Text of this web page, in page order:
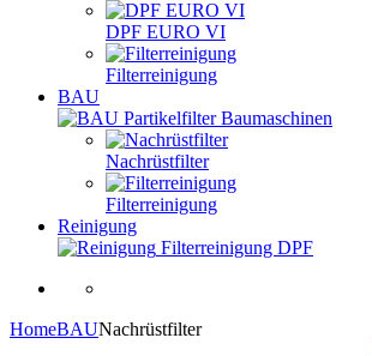
DPF EURO VI
Filterreinigung
BAU
Partikelfilter Baumaschinen
Nachrüstfilter
Filterreinigung
Reinigung
Filterreinigung DPF
HomeBAUNachrüstfilter